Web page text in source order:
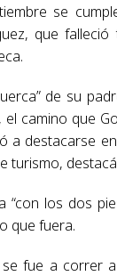
se
que
de su
el camino que
a destacarse
turismo,
“con los dos
que fuera.
fue a correr